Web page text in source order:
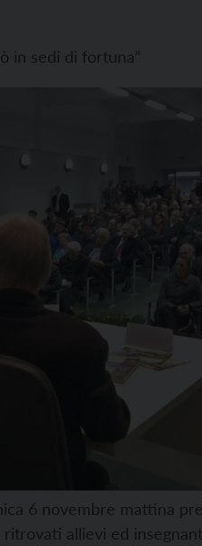
in sedi di fortuna”
6 novembre mattina
allievi ed